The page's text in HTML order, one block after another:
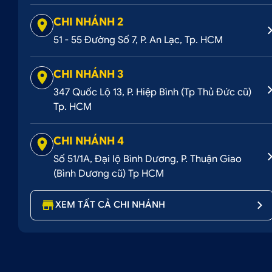
Giá cạnh tranh nhất thị trường, nhiều ưu đãi hấp dẫn.
Có mặt ở nhiều chi nhánh tại TP.HCM và Bình
Ô Tô Hoàng Kim - Địa chỉ cung cấp dịch vụ và
Hotline:0707 228 338
Các chi nhánh Ô Tô Hoàng Kim:
Chi nhánh 1: 52 - 58 Đường số 1, P. Bình Trị Đông B,
Chi nhánh 2: 51 - 55 Đường Số 7, P. An Lạc A, Q. Bình
Chi nhánh 3: 347 Quốc Lộ 13, P. Hiệp Bình Phước,
Chi nhánh 4: Số 51/1A, Đại lộ Bình Dương, P. Thuận
CHI NHÁNH 2
51 - 55 Đường Số 7, P. An Lạc, Tp. HCM
CHI NHÁNH 3
347 Quốc Lộ 13, P. Hiệp Bình (Tp Thủ Đức cũ)
Tp. HCM
CHI NHÁNH 4
Số 51/1A, Đại lộ Bình Dương, P. Thuận Giao
(Bình Dương cũ) Tp HCM
XEM TẤT CẢ CHI NHÁNH